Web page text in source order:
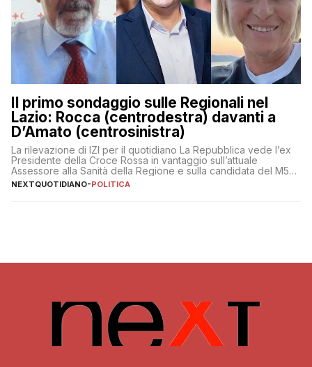
Il primo sondaggio sulle Regionali nel
Lazio: Rocca (centrodestra) davanti a
D’Amato (centrosinistra)
La rilevazione di IZI per il quotidiano La Repubblica vede l’ex
Presidente della Croce Rossa in vantaggio sull’attuale
Assessore alla Sanità della Regione e sulla candidata del M5S
Donatella Bianchi
NEXTQUOTIDIANO-POLITICA